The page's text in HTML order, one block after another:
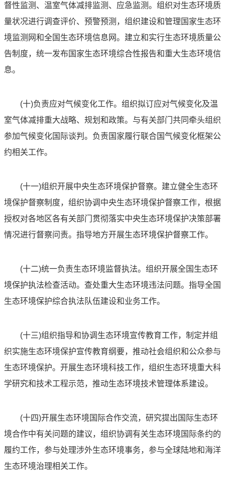
督性监测、温室气体减排监测、应急监测。组织对生态环境质
量状况进行调查评价、预警预测，组织建设和管理国家生态环
境监测网和全国生态环境信息网。建立和实行生态环境质量公
告制度，统一发布国家生态环境综合性报告和重大生态环境信
息。
(十)负责应对气候变化工作。组织拟订应对气候变化及温
室气体减排重大战略、规划和政策。与有关部门共同牵头组织
参加气候变化国际谈判。负责国家履行联合国气候变化框架公
约相关工作。
(十一)组织开展中央生态环境保护督察。建立健全生态环
境保护督察制度，组织协调中央生态环境保护督察工作，根据
授权对各地区各有关部门贯彻落实中央生态环境保护决策部署
情况进行督察问责。指导地方开展生态环境保护督察工作。
(十二)统一负责生态环境监督执法。组织开展全国生态环
境保护执法检查活动。查处重大生态环境违法问题。指导全国
生态环境保护综合执法队伍建设和业务工作。
(十三)组织指导和协调生态环境宣传教育工作，制定并组
织实施生态环境保护宣传教育纲要，推动社会组织和公众参与
生态环境保护。开展生态环境科技工作，组织生态环境重大科
学研究和技术工程示范，推动生态环境技术管理体系建设。
(十四)开展生态环境国际合作交流，研究提出国际生态环
境合作中有关问题的建议，组织协调有关生态环境国际条约的
履约工作，参与处理涉外生态环境事务，参与全球陆地和海洋
生态环境治理相关工作。